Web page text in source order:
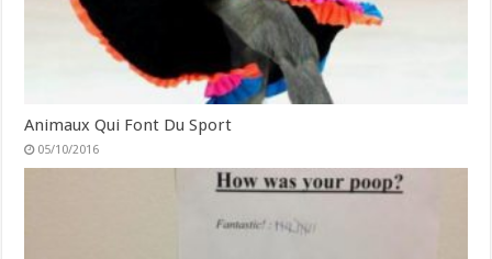
Animaux Qui Font Du Sport
05/10/2016